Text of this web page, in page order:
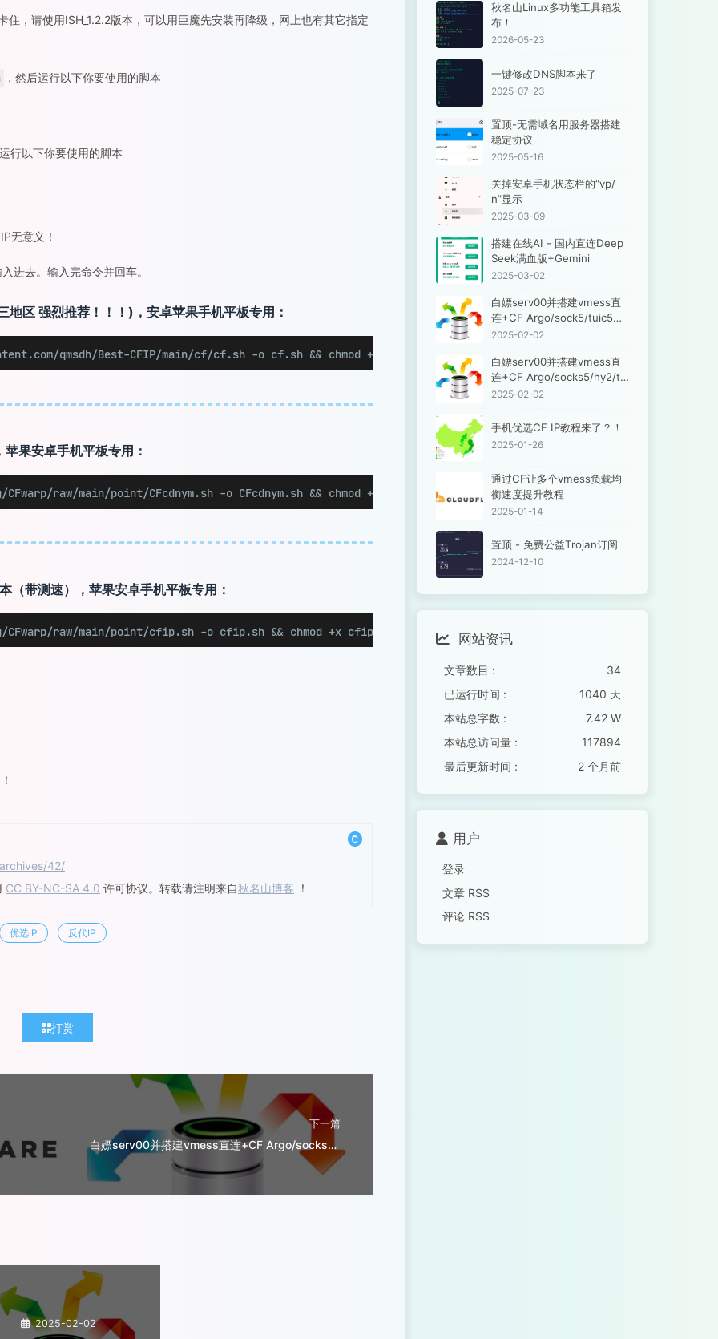
，请使用ISH_1.2.2版本，可以用巨魔先安装再降级，网上也有其它指定
，然后运行以下你要使用的脚本
行以下你要使用的脚本
无意义！
进去。输入完命令并回车。
区 强烈推荐！！！)，安卓苹果手机平板专用：
qmsdh/Best-CFIP/main/cf/cf.sh -o cf.sh && chmod +x cf.sh && bash cf.sh
果安卓手机平板专用：
raw/main/point/CFcdnym.sh -o CFcdnym.sh && chmod +x CFcdnym.sh && bash CFcdnym.sh
带测速），苹果安卓手机平板专用：
raw/main/point/cfip.sh -o cfip.sh && chmod +x cfip.sh && bash cfip.sh
42/
CC BY-NC-SA 4.0 许可协议。转载请注明来自秋名山博客 ！
优选IP 反代IP
打赏
下一篇
白嫖serv00并搭建vmess直连+CF Argo/socks5/hy2/tuic5，并解锁ChatGPT
2025-02-02
秋名山Linux多功能工具箱发
布！
2026-05-23
一键修改DNS脚本来了
2025-07-23
置顶-无需域名用服务器搭建
稳定协议
2025-05-16
关掉安卓手机状态栏的“vp/
n”显示
2025-03-09
搭建在线AI - 国内直连Deep
Seek满血版+Gemini
2025-03-02
白嫖serv00并搭建vmess直
连+CF Argo/sock5/tuic5，
并解锁ChatGPT
2025-02-02
白嫖serv00并搭建vmess直
连+CF Argo/socks5/hy2/tui
c5，并解锁ChatGPT
2025-02-02
手机优选CF IP教程来了？！
2025-01-26
通过CF让多个vmess负载均
衡速度提升教程
2025-01-14
置顶 - 免费公益Trojan订阅
2024-12-10
网站资讯
文章数目 :
34
已运行时间 :
1040 天
本站总字数 :
7.42 W
本站总访问量 :
117894
最后更新时间 :
2 个月前
用户
登录
文章 RSS
评论 RSS